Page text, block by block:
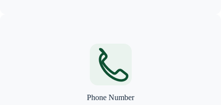
Phone Number